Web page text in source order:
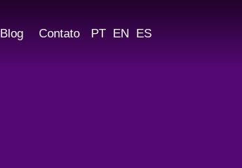
Blog Contato PT EN ES